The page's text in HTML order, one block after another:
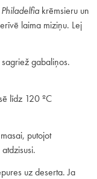
Philadelfiakrēmsieru un
laima miziņu. Lej
gabaliņos.
līdz 120 ºC
putojot
uz deserta. Ja